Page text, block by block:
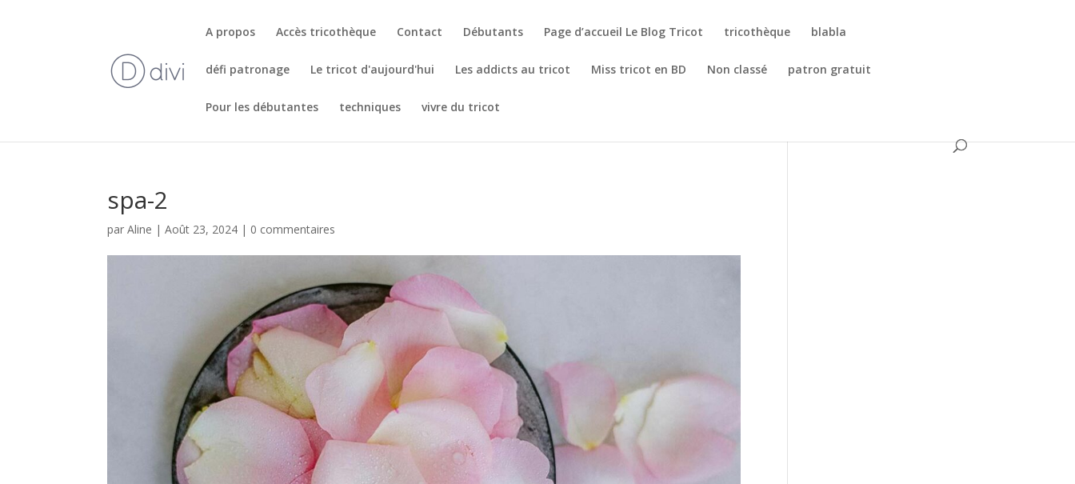
A propos Accès tricothèque Contact Débutants Page d’accueil Le Blog Tricot tricothèque blabla
défi patronage Le tricot d'aujourd'hui Les addicts au tricot Miss tricot en BD Non classé patron gratuit
Pour les débutantes techniques vivre du tricot
spa-2
parAline |Août 23, 2024 | 0 commentaires